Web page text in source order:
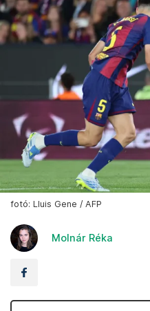
fotó: Lluis Gene / AFP
Molnár Réka